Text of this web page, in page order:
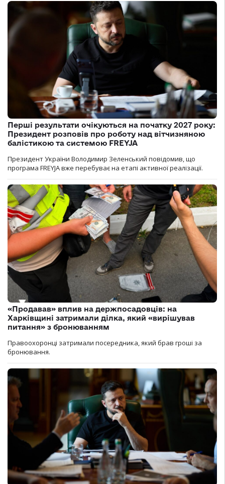
Перші результати очікуються на початку 2027 року:
Президент розповів про роботу над вітчизняною
балістикою та системою FREYJA
Президент України Володимир Зеленський повідомив, що
програма FREYJA вже перебуває на етапі активної реалізації.
«Продавав» вплив на держпосадовців: на
Харківщині затримали ділка, який «вирішував
питання» з бронюванням
Правоохоронці затримали посередника, який брав гроші за
бронювання.